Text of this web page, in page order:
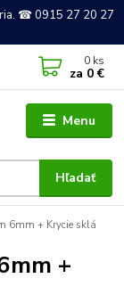
☎ 0915 27 20 27
Menu
Hľadať
0 ks
za 0 €
6mm + Krycie sklá
+